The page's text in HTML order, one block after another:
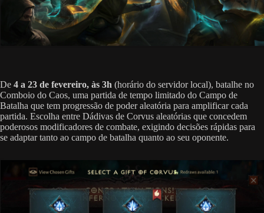
De 4 a 23 de fevereiro, às 3h (horário do servidor local), batalhe no
Comboio do Caos, uma partida de tempo limitado do Campo de
Batalha que tem progressão de poder aleatória para amplificar cada
partida. Escolha entre Dádivas de Corvus aleatórias que concedem
poderosos modificadores de combate, exigindo decisões rápidas para
se adaptar tanto ao campo de batalha quanto ao seu oponente.